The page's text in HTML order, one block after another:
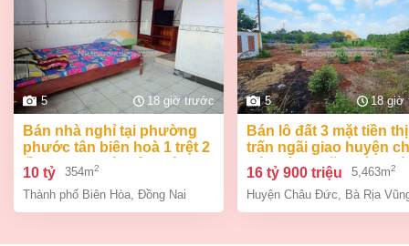
5 18 giờ trước
bán nhà nghỉ tại phường
phước tân biên hoà 1 trệt 2
lầu 354m2 giá chỉ 10 tỷ
10 tỷ 354m2
Thành phố Biên Hòa Đồng Nai
5 18 giờ
bán lô đất 3 mặt tiền thị
trấn ngãi giao huyện
đức bà rịa vũng tàu giá
tỷ 9
16 tỷ 900 triệu 5,463m2
Huyện Châu Đức Bà Rịa